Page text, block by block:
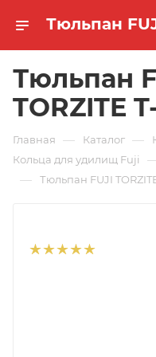
Тюльпан
TORZITE
Главная — Каталог —
Кольца для удилищ Fuji
— Тюльпан FUJI